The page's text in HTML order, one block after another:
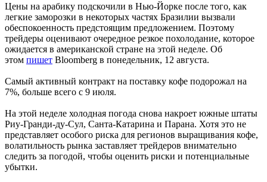
Цены на арабику подскочили в Нью-Йорке после того, как
легкие заморозки в некоторых частях Бразилии вызвали
обеспокоенность предстоящим предложением. Поэтому
трейдеры оценивают очередное резкое похолодание, которое
ожидается в американской стране на этой неделе. Об
этом пишет Bloomberg в понедельник, 12 августа.
Самый активный контракт на поставку кофе подорожал на
7%, больше всего с 9 июля.
На этой неделе холодная погода снова накроет южные штаты
Риу-Гранди-ду-Сул, Санта-Катарина и Парана. Хотя это не
представляет особого риска для регионов выращивания кофе,
волатильность рынка заставляет трейдеров внимательно
следить за погодой, чтобы оценить риски и потенциальные
убытки.